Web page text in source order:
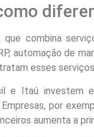
que combina
automação de
esses
e Itaú investem
por
aumenta a